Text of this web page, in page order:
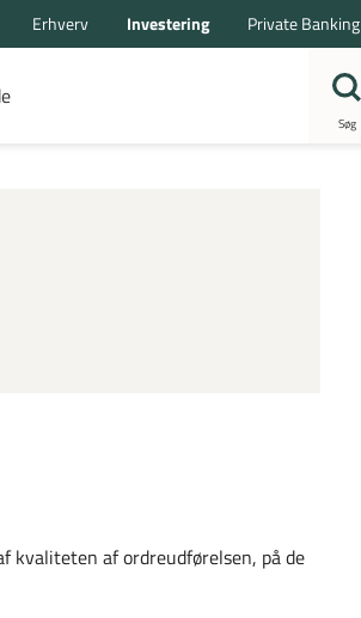
Erhverv Investering Private Banking
Søg
kvaliteten af ordreudførelsen, på de